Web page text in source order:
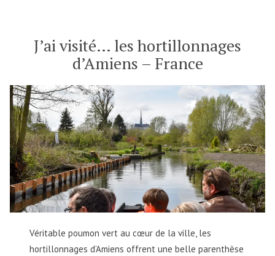
J’ai visité… les hortillonnages
d’Amiens – France
Véritable poumon vert au cœur de la ville, les
hortillonnages d’Amiens offrent une belle parenthèse